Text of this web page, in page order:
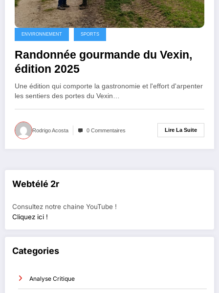
ENVIRONNEMENT SPORTS
Randonnée gourmande du Vexin,
édition 2025
Une édition qui comporte la gastronomie et l'effort d'arpenter
les sentiers des portes du Vexin…
Rodrigo Acosta 0 Commentaires Lire La Suite
Webtélé 2r
Consultez notre chaine YouTube !
Cliquez ici !
Categories
Analyse Critique